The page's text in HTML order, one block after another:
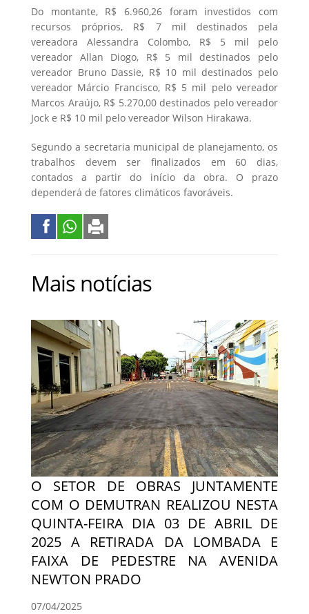
Do montante, R$ 6.960,26 foram investidos com
recursos próprios, R$ 7 mil destinados pela
vereadora Alessandra Colombo, R$ 5 mil pelo
vereador Allan Diogo, R$ 5 mil destinados pelo
vereador Bruno Dassie, R$ 10 mil destinados pelo
vereador Márcio Francisco, R$ 5 mil pelo vereador
Marcos Araújo, R$ 5.270,00 destinados pelo vereador
Jock e R$ 10 mil pelo vereador Wilson Hirakawa.
Segundo a secretaria municipal de planejamento, os
trabalhos devem ser finalizados em 60 dias,
contados a partir do início da obra. O prazo
dependerá de fatores climáticos favoráveis.
Mais notícias
O SETOR DE OBRAS JUNTAMENTE
COM O DEMUTRAN REALIZOU NESTA
QUINTA-FEIRA DIA 03 DE ABRIL DE
2025 A RETIRADA DA LOMBADA E
FAIXA DE PEDESTRE NA AVENIDA
NEWTON PRADO
07/04/2025